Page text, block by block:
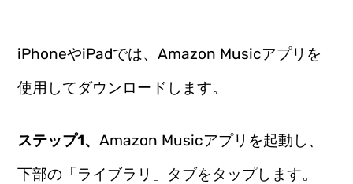
iPhoneやiPadでは、Amazon Musicアプリを
使用してダウンロードします。
ステップ1、Amazon Musicアプリを起動し、
下部の「ライブラリ」タブをタップします。